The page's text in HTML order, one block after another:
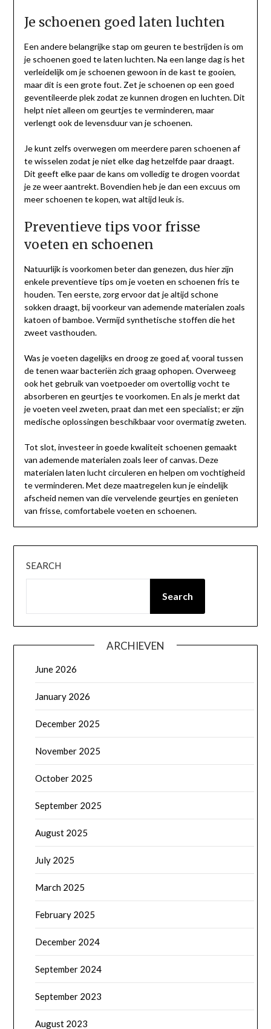
Je schoenen goed laten luchten
Een andere belangrijke stap om geuren te bestrijden is om
je schoenen goed te laten luchten. Na een lange dag is het
verleidelijk om je schoenen gewoon in de kast te gooien,
maar dit is een grote fout. Zet je schoenen op een goed
geventileerde plek zodat ze kunnen drogen en luchten. Dit
helpt niet alleen om geurtjes te verminderen, maar
verlengt ook de levensduur van je schoenen.
Je kunt zelfs overwegen om meerdere paren schoenen af
te wisselen zodat je niet elke dag hetzelfde paar draagt.
Dit geeft elke paar de kans om volledig te drogen voordat
je ze weer aantrekt. Bovendien heb je dan een excuus om
meer schoenen te kopen, wat altijd leuk is.
Preventieve tips voor frisse
voeten en schoenen
Natuurlijk is voorkomen beter dan genezen, dus hier zijn
enkele preventieve tips om je voeten en schoenen fris te
houden. Ten eerste, zorg ervoor dat je altijd schone
sokken draagt, bij voorkeur van ademende materialen zoals
katoen of bamboe. Vermijd synthetische stoffen die het
zweet vasthouden.
Was je voeten dagelijks en droog ze goed af, vooral tussen
de tenen waar bacteriën zich graag ophopen. Overweeg
ook het gebruik van voetpoeder om overtollig vocht te
absorberen en geurtjes te voorkomen. En als je merkt dat
je voeten veel zweten, praat dan met een specialist; er zijn
medische oplossingen beschikbaar voor overmatig zweten.
Tot slot, investeer in goede kwaliteit schoenen gemaakt
van ademende materialen zoals leer of canvas. Deze
materialen laten lucht circuleren en helpen om vochtigheid
te verminderen. Met deze maatregelen kun je eindelijk
afscheid nemen van die vervelende geurtjes en genieten
van frisse, comfortabele voeten en schoenen.
SEARCH
Search
ARCHIEVEN
June 2026
January 2026
December 2025
November 2025
October 2025
September 2025
August 2025
July 2025
March 2025
February 2025
December 2024
September 2024
September 2023
August 2023